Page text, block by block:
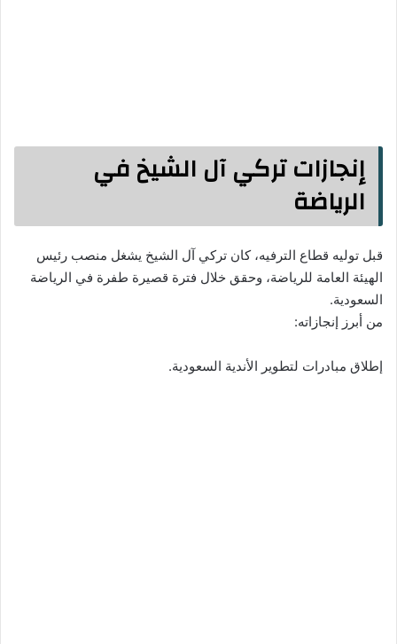
إنجازات تركي آل الشيخ في
الرياضة
قبل توليه قطاع الترفيه، كان تركي آل الشيخ يشغل منصب رئيس
الهيئة العامة للرياضة، وحقق خلال فترة قصيرة طفرة في الرياضة
السعودية.
من أبرز إنجازاته:
إطلاق مبادرات لتطوير الأندية السعودية.